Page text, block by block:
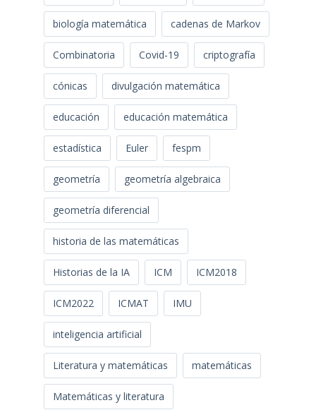
biología matemática cadenas de Markov
Combinatoria Covid-19 criptografía
cónicas divulgación matemática
educación educación matemática
estadística Euler fespm
geometría geometría algebraica
geometría diferencial
historia de las matemáticas
Historias de la IA ICM ICM2018
ICM2022 ICMAT IMU
inteligencia artificial
Literatura y matemáticas matemáticas
Matemáticas y literatura